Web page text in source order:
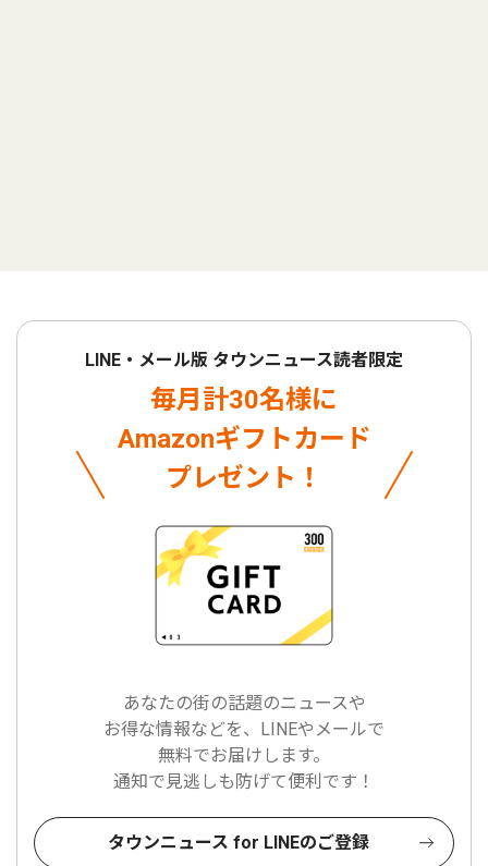
LINE・メール版 タウンニュース読者限定
毎月計30名様に
Amazonギフトカード
プレゼント！
あなたの街の話題のニュースや
お得な情報などを、LINEやメールで
無料でお届けします。
通知で見逃しも防げて便利です！
タウンニュース for LINEのご登録